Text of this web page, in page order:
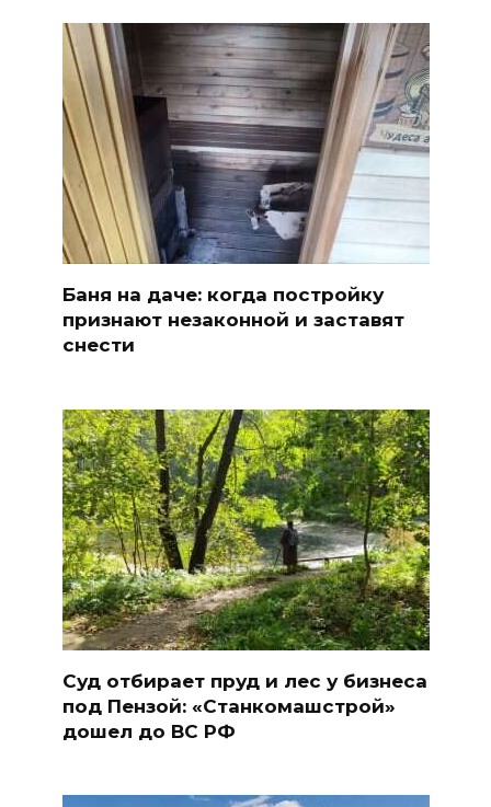
Баня на даче: когда постройку
признают незаконной и заставят
снести
Суд отбирает пруд и лес у бизнеса
под Пензой: «Станкомашстрой»
дошел до ВС РФ